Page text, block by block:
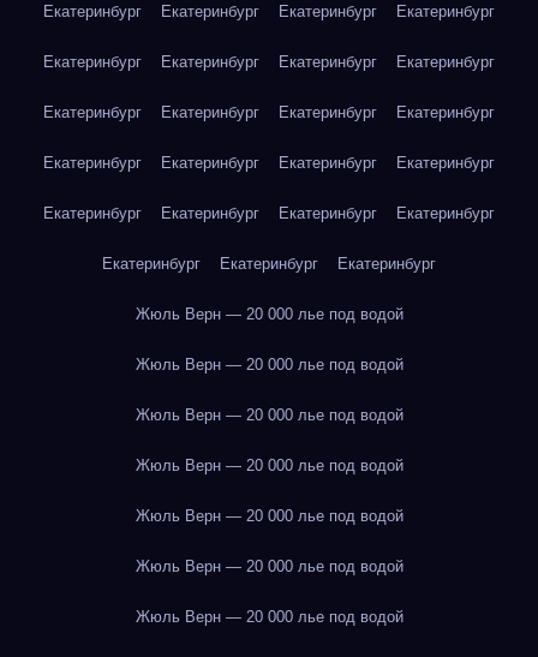
Екатеринбург Екатеринбург Екатеринбург Екатеринбург
Екатеринбург Екатеринбург Екатеринбург Екатеринбург
Екатеринбург Екатеринбург Екатеринбург Екатеринбург
Екатеринбург Екатеринбург Екатеринбург Екатеринбург
Екатеринбург Екатеринбург Екатеринбург Екатеринбург
Екатеринбург Екатеринбург Екатеринбург
Жюль Верн — 20 000 лье под водой
Жюль Верн — 20 000 лье под водой
Жюль Верн — 20 000 лье под водой
Жюль Верн — 20 000 лье под водой
Жюль Верн — 20 000 лье под водой
Жюль Верн — 20 000 лье под водой
Жюль Верн — 20 000 лье под водой